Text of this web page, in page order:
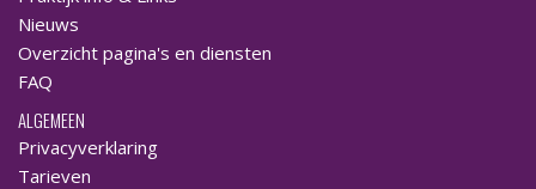
Nieuws
Overzicht pagina's en diensten
FAQ
ALGEMEEN
Privacyverklaring
Tarieven